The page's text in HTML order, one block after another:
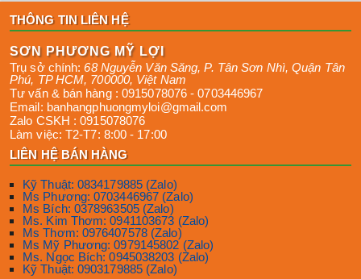
THÔNG TIN LIÊN HỆ
SƠN PHƯƠNG MỸ LỢI
Trụ sở chính:68 Nguyễn Văn Săng, P. Tân Sơn Nhì,Quận Tân
Phú, TP HCM, 700000, Việt Nam
Tư vấn & bán hàng : 0915078076 -0703446967
Email: banhangphuongmyloi@gmail.com
Zalo CSKH :0915078076
Làm việc: T2-T7: 8:00 - 17:00
LIÊN HỆ BÁN HÀNG
Kỹ Thuật: 0834179885 (Zalo)
Ms Phương: 0703446967 (Zalo)
Ms Bích: 0378963505 (Zalo)
Ms. Kim Thơm: 0941103673 (Zalo)
Ms Thơm: 0976407578 (Zalo)
Ms Mỹ Phương: 0979145802 (Zalo)
Ms. Ngọc Bích: 0945038203 (Zalo)
Kỹ Thuật: 0903179885 (Zalo)